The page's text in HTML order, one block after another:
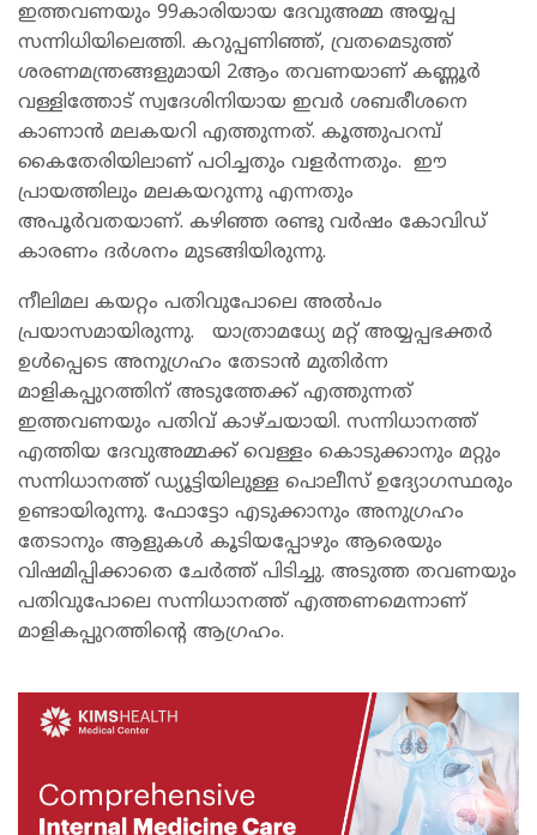
ഇത്തവണയും 99കാരിയായ ദേവുഅമ്മ അയ്യപ്പ
സന്നിധിയിലെത്തി. കറുപ്പണിഞ്ഞ്, വ്രതമെടുത്ത്
ശരണമന്ത്രങ്ങളുമായി 2ആം തവണയാണ് കണ്ണൂർ
വള്ളിത്തോട് സ്വദേശിനിയായ ഇവർ ശബരീശനെ
കാണാൻ മലകയറി എത്തുന്നത്. കൂത്തുപറമ്പ്
കൈതേരിയിലാണ് പഠിച്ചതും വളർന്നതും. ഈ
പ്രായത്തിലും മലകയറുന്നു എന്നതും
അപൂർവതയാണ്. കഴിഞ്ഞ രണ്ടു വർഷം കോവിഡ്
കാരണം ദർശനം മുടങ്ങിയിരുന്നു.
നീലിമല കയറ്റം പതിവുപോലെ അൽപം
പ്രയാസമായിരുന്നു.
യാത്രാമധ്യേ മറ്റ് അയ്യപ്പഭക്തർ
ഉൾപ്പെടെ അനുഗ്രഹം തേടാൻ മുതിർന്ന
മാളികപ്പുറത്തിന് അടുത്തേക്ക് എത്തുന്നത്
ഇത്തവണയും പതിവ് കാഴ്ചയായി. സന്നിധാനത്ത്
എത്തിയ ദേവുഅമ്മക്ക് വെള്ളം കൊടുക്കാനും മറ്റും
സന്നിധാനത്ത് ഡ്യൂട്ടിയിലുള്ള പൊലീസ് ഉദ്യോഗസ്ഥരും
ഉണ്ടായിരുന്നു. ഫോട്ടോ എടുക്കാനും അനുഗ്രഹം
തേടാനും ആളുകൾ കൂടിയപ്പോഴും ആരെയും
വിഷമിപ്പിക്കാതെ ചേർത്ത് പിടിച്ചു. അടുത്ത തവണയും
പതിവുപോലെ സന്നിധാനത്ത് എത്തണമെന്നാണ്
മാളികപ്പുറത്തിന്‍റെ ആഗ്രഹം.